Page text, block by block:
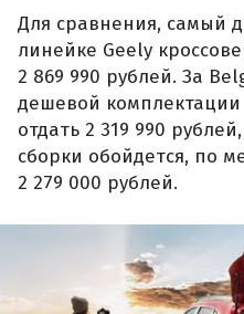
Для сравнения, самый
линейке Geely
2 869 990 рублей. За
дешевой
отдать 2 319 990
сборки обойдется, по
2 279 000 рублей.